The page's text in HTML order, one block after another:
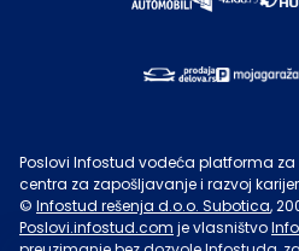
Poslovi Infostud vodeća platforma
centra za zapošljavanje i razvoj
© Infostud rešenja d.o.o. Subotica,
Poslovi.infostud.com je vlasništvo